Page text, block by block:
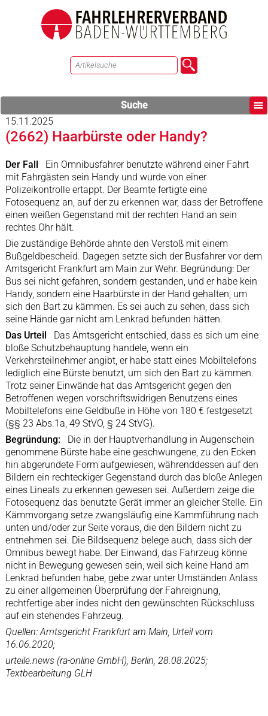
Suche
15.11.2025
(2662) Haarbürste oder Handy?
Der Fall
Ein Omnibusfahrer benutzte während einer Fahrt
mit Fahrgästen sein Handy und wurde von einer
Polizeikontrolle ertappt. Der Beamte fertigte eine
Fotosequenz an, auf der zu erkennen war, dass der Betroffene
einen weißen Gegenstand mit der rechten Hand an sein
rechtes Ohr hält.
Die zuständige Behörde ahnte den Verstoß mit einem
Bußgeldbescheid. Dagegen setzte sich der Busfahrer vor dem
Amtsgericht Frankfurt am Main zur Wehr. Begründung: Der
Bus sei nicht gefahren, sondern gestanden, und er habe kein
Handy, sondern eine Haarbürste in der Hand gehalten, um
sich den Bart zu kämmen. Es sei auch zu sehen, dass sich
seine Hände gar nicht am Lenkrad befunden hätten.
Das Urteil
Das Amtsgericht entschied, dass es sich um eine
bloße Schutzbehauptung handele, wenn ein
Verkehrsteilnehmer angibt, er habe statt eines Mobiltelefons
lediglich eine Bürste benutzt, um sich den Bart zu kämmen.
Trotz seiner Einwände hat das Amtsgericht gegen den
Betroffenen wegen vorschriftswidrigen Benutzens eines
Mobiltelefons eine Geldbuße in Höhe von 180 € festgesetzt
(§§ 23 Abs.1a, 49 StVO, § 24 StVG).
Begründung:
Die in der Hauptverhandlung in Augenschein
genommene Bürste habe eine geschwungene, zu den Ecken
hin abgerundete Form aufgewiesen, währenddessen auf den
Bildern ein rechteckiger Gegenstand durch das bloße Anlegen
eines Lineals zu erkennen gewesen sei. Außerdem zeige die
Fotosequenz das benutzte Gerät immer an gleicher Stelle. Ein
Kämmvorgang setze zwangsläufig eine Kammführung nach
unten und/oder zur Seite voraus, die den Bildern nicht zu
entnehmen sei. Die Bildsequenz belege auch, dass sich der
Omnibus bewegt habe. Der Einwand, das Fahrzeug könne
nicht in Bewegung gewesen sein, weil sich keine Hand am
Lenkrad befunden habe, gebe zwar unter Umständen Anlass
zu einer allgemeinen Überprüfung der Fahreignung,
rechtfertige aber indes nicht den gewünschten Rückschluss
auf ein stehendes Fahrzeug.
Quellen: Amtsgericht Frankfurt am Main, Urteil vom
16.06.2020;
urteile.news (ra-online GmbH), Berlin, 28.08.2025;
Textbearbeitung GLH